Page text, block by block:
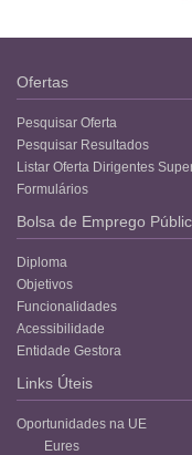
Ofertas
Pesquisar Oferta
Pesquisar Resultados
Listar Oferta Dirigentes
Formulários
Bolsa de Emprego
Diploma
Objetivos
Funcionalidades
Acessibilidade
Entidade Gestora
Links Úteis
Oportunidades na UE
Eures